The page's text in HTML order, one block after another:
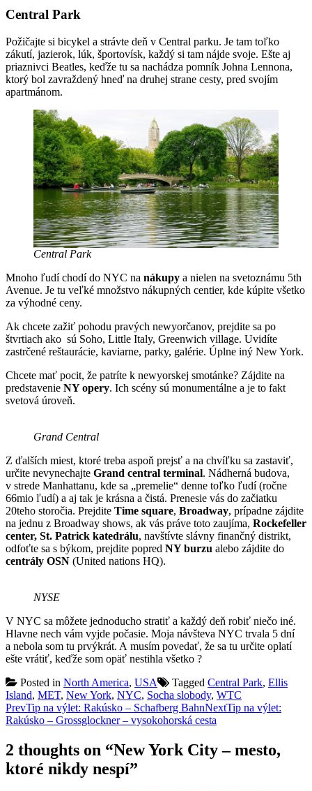
Central Park
Požičajte si bicykel a strávte deň v Central parku. Je tam toľko
zákutí, jazierok, lúk, športovísk, každý si tam nájde svoje. Ešte aj
priaznivci Beatles, keďže tu sa nachádza pomník Johna Lennona,
ktorý bol zavraždený hneď na druhej strane cesty, pred svojím
apartmánom.
Central Park
Mnoho ľudí chodí do NYC na nákupy a nielen na svetoznámu 5th
Avenue. Je tu veľké množstvo nákupných centier, kde kúpite všetko
za výhodné ceny.
Ak chcete zažiť pohodu pravých newyorčanov, prejdite sa po
štvrtiach ako sú Soho, Little Italy, Greenwich village. Uvidíte
zastrčené reštaurácie, kaviarne, parky, galérie. Úplne iný New York.
Chcete mať pocit, že patríte k newyorskej smotánke? Zájdite na
predstavenie NY opery. Ich scény sú monumentálne a je to fakt
svetová úroveň.
Grand Central
Z ďalších miest, ktoré treba aspoň prejsť a na chvíľku sa zastaviť,
určite nevynechajte Grand central terminal. Nádherná budova,
v strede Manhattanu, kde sa „premelie“ denne toľko ľudí (ročne
66mio ľudí) a aj tak je krásna a čistá. Prenesie vás do začiatku
20teho storočia. Prejdite Time square, Broadway, prípadne zájdite
na jednu z Broadway shows, ak vás práve toto zaujíma, Rockefeller
center, St. Patrick katedrálu, navštívte slávny finančný distrikt,
odfoťte sa s býkom, prejdite popred NY burzu alebo zájdite do
centrály OSN (United nations HQ).
NYSE
V NYC sa môžete jednoducho stratiť a každý deň robiť niečo iné.
Hlavne nech vám vyjde počasie. Moja návšteva NYC trvala 5 dní
a nebola som tu prvýkrát. A musím povedať, že sa tu určite oplatí
ešte vrátiť, keďže som opäť nestihla všetko ?
Posted in North America, USA Tagged Central Park, Ellis
Island, MET, New York, NYC, Socha slobody, WTC
Post
navigation
PrevTip na výlet: Rakúsko – Schafberg BahnNextTip na výlet:
Rakúsko – Grossglockner – vysokohorská cesta
2 thoughts on “New York City – mesto,
ktoré nikdy nespí”